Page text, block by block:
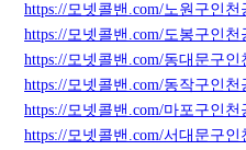
https://모넷콜밴.com/노원구인천
https://모넷콜밴.com/도봉구인천
https://모넷콜밴.com/동대문구인
https://모넷콜밴.com/동작구인천
https://모넷콜밴.com/마포구인천
https://모넷콜밴.com/서대문구인